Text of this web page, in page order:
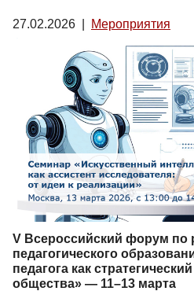
27.02.2026 Мероприятия
V Всероссийский форум по
педагогического
педагога как
общества» — 11–13 марта